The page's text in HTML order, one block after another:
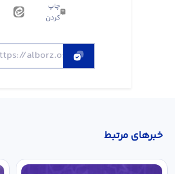
چاپ
کردن
خبر‌های مرتبط